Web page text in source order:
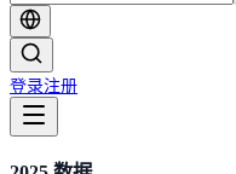
登录注册